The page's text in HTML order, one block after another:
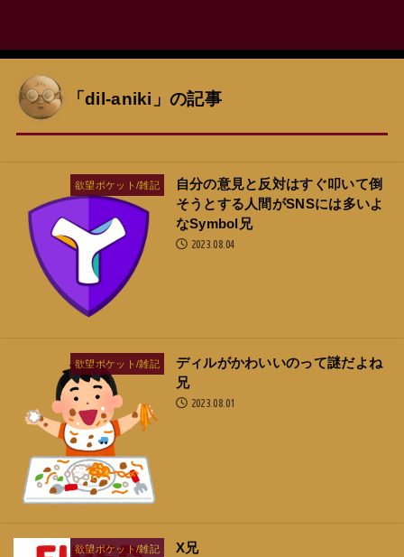
「dil-aniki」の記事
欲望ポケット/雑記
自分の意見と反対はすぐ叩いて倒
そうとする人間がSNSには多いよ
なSymbol兄
2023.08.04
欲望ポケット/雑記
ディルがかわいいのって謎だよね
兄
2023.08.01
欲望ポケット/雑記 X兄